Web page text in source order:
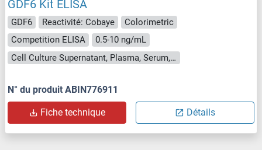
GDF6 Kit ELISA
GDF6 Reactivité: Cobaye
Colorimetric
Competition ELISA
0.5-10 ng/mL
Cell Culture Supernatant, Plasma, Serum, Tissue Homogenate
N° du produit ABIN776911
Fiche technique Détails